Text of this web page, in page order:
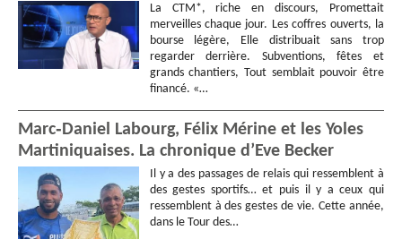
La CTM*, riche en discours, Promettait
merveilles chaque jour. Les coffres ouverts, la
bourse légère, Elle distribuait sans trop
regarder derrière. Subventions, fêtes et
grands chantiers, Tout semblait pouvoir être
financé. «…
Marc‑Daniel Labourg, Félix Mérine et les Yoles
Martiniquaises. La chronique d’Eve Becker
Il y a des passages de relais qui ressemblent à
des gestes sportifs… et puis il y a ceux qui
ressemblent à des gestes de vie. Cette année,
dans le Tour des…